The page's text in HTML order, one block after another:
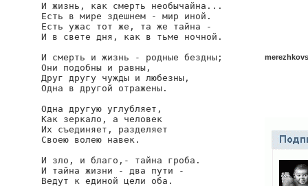
И жизнь, как смерть необычайна...
Есть в мире здешнем - мир иной.
Есть ужас тот же, та же тайна -
И в свете дня, как в тьме ночной.
И смерть и жизнь - родные бездны;
Они подобны и равны,
Друг другу чужды и любезны,
Одна в другой отражены.
Одна другую углубляет,
Как зеркало, а человек
Их съединяет, разделяет
Своею волею навек.
И зло, и благо,- тайна гроба.
И тайна жизни - два пути -
Ведут к единой цели оба.